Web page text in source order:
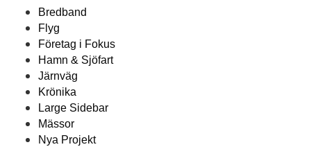
Bredband
Flyg
Företag i Fokus
Hamn & Sjöfart
Järnväg
Krönika
Large Sidebar
Mässor
Nya Projekt